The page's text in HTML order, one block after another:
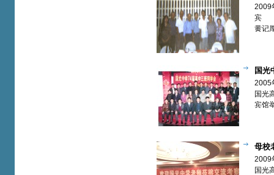
律宾校
2009
宾
黄记
国光
首次同学
2005
国光
宾馆
母校
校友欢聚
2009
国光